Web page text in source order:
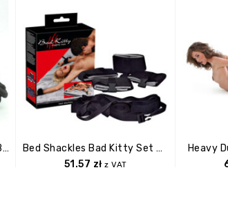
Wiązania COTTON ROPE 10MBLACK
Bed Shackles Bad Kitty Set Of4
51.57 zł z VAT
Heavy